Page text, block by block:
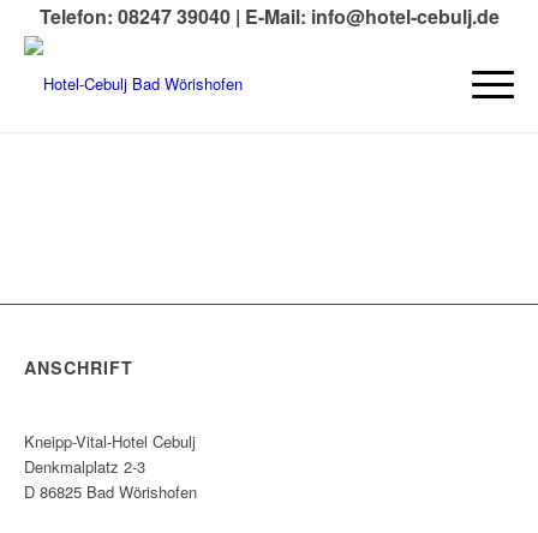
Telefon: 08247 39040 | E-Mail: info@hotel-cebulj.de
ANSCHRIFT
Kneipp-Vital-Hotel Cebulj
Denkmalplatz 2-3
D 86825 Bad Wörishofen